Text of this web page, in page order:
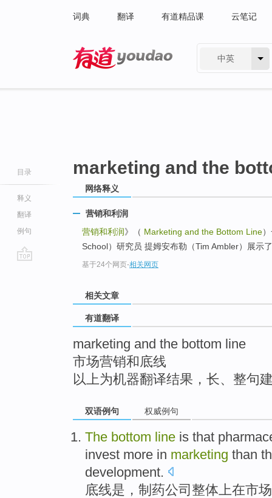
词典 翻译 有道精品课 云笔记
中英
目录
释义
翻译
例句
marketing and the
网络释义
营销和利润
营销和利润》（ Marketing and the Bottom Line
School）研究员 提姆安布勒（Tim Ambler）展示
基于24个网页-相关网页
相关文章
有道翻译
marketing and the bottom line
市场营销和底线
以上为机器翻译结果，长、整句
双语例句 权威例句
The bottom line is that
invest more in marketing than
development.
底线是 ， 制药公司 整体 上在市